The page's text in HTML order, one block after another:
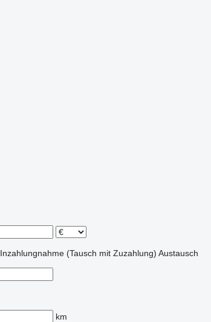
Inzahlungnahme (Tausch mit Zuzahlung) Austausch
km